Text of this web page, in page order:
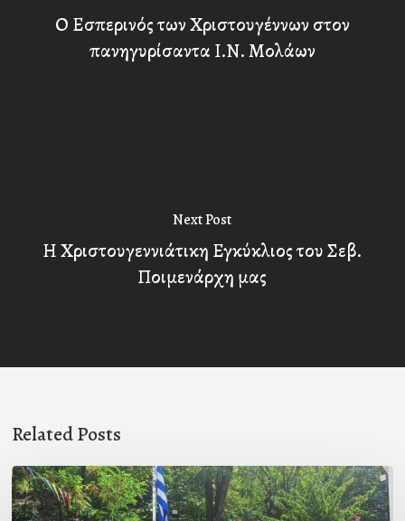
Ο Εσπερινός των Χριστουγέννων στον
πανηγυρίσαντα Ι.Ν. Μολάων
Next Post
Η Χριστουγεννιάτικη Εγκύκλιος του Σεβ.
Ποιμενάρχη μας
Related Posts
Με
την